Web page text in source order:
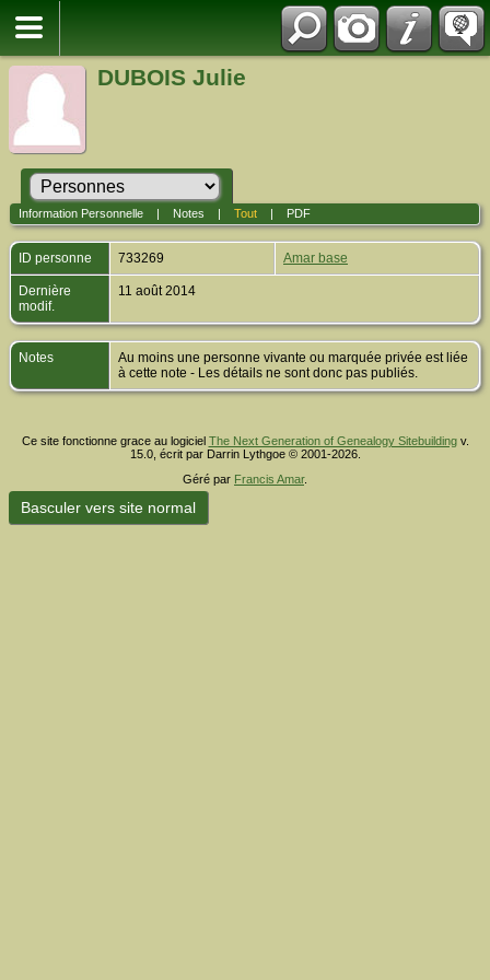
DUBOIS Julie
Information Personnelle| Notes Tout| PDF
ID personne 733269 Amar base
Dernière
modif.
11 août 2014
Notes
Au moins une personne vivante ou marquée privée est liée
à cette note - Les détails ne sont donc pas publiés.
Ce site fonctionne grace au logiciel The Next Generation of Genealogy Sitebuildingv.
15.0, écrit par Darrin Lythgoe © 2001-2026.
Géré par Francis Amar.
Basculer vers site normal